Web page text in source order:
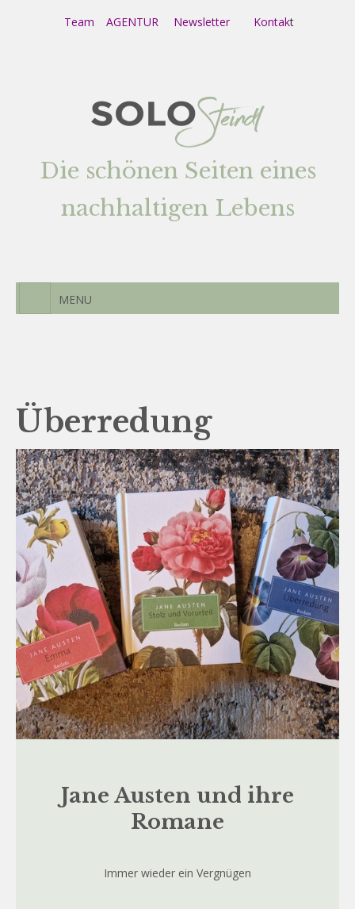
Team AGENTUR Newsletter Kontakt
Die schönen Seiten eines
nachhaltigen Lebens
MENU
Überredung
Jane Austen und ihre
Romane
Immer wieder ein Vergnügen